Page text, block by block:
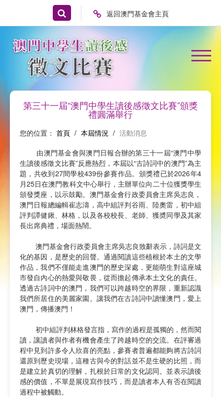
返回澳門基金會主頁
第三十一屆“澳門中學生讀後感徵文比賽”頒獎
禮圓滿舉行
您的位置： 首頁 / 本屆情況 / 活動消息
由澳門基金會與澳門日報合辦的第三十一屆“澳門中學
生讀後感徵文比賽”反應熱烈，本屆以“古詩詞中的澳門”為主
題，共收到27間學校439份參賽作品。頒獎禮已於2026年4
月25日在澳門教科文中心舉行，主辦單位向二十位獲獎學生
頒發獎座，以示鼓勵。澳門基金會行政委員會主席吳志良，
澳門日報總編輯崔志濤，高中組評判谷雨、陸奧雷，初中組
評判譚健鍬、林格，以及各校校長、老師、獲奬同學及其家
長出席典禮，場面熱鬧。
澳門基金會行政委員會主席吳志良致辭表示，詩詞是文
化的基因，是歷史的回聲。通過閱讀這些植根於本土的文學
作品，我們不僅能走進澳門的歷史深處，更能萌生對這座城
市發自內心的熱愛與敬畏，從而擔起傳承本土文化的責任。
透過古詩詞中的澳門，我們可以跨越時空的界限，重新認識
我們所居住的美麗家園。讓我們在古詩詞中讀懂澳門，愛上
澳門，傳播澳門！
初中組評判林格發言指，寫作的過程是孤獨的，然而閱
讀，讓讀者與作者有機會產生了跨越時空的交流。在評審過
程中見到許多令人欣喜的亮點，參賽者普遍都能夠將古詩詞
還原到歷史現場，這種古與今的對話並不是生硬的比照，而
是建立於真切的理解，扎根於日常的文化認同。並表示讀後
感的價值，不單是展現寫作技巧，而是讀者本人有否在閱讀
過程中被觸動。